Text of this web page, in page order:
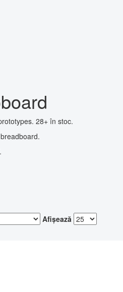
28+ în stoc.
Afișează